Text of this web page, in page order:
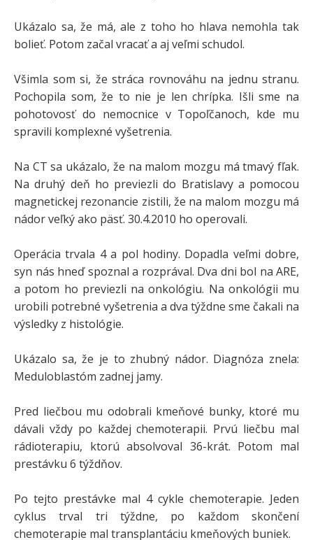
Ukázalo sa, že má, ale z toho ho hlava nemohla tak
bolieť. Potom začal vracať a aj veľmi schudol.
Všimla som si, že stráca rovnováhu na jednu stranu.
Pochopila som, že to nie je len chrípka. Išli sme na
pohotovosť do nemocnice v Topoľčanoch, kde mu
spravili komplexné vyšetrenia.
Na CT sa ukázalo, že na malom mozgu má tmavý fľak.
Na druhý deň ho previezli do Bratislavy a pomocou
magnetickej rezonancie zistili, že na malom mozgu má
nádor veľký ako päsť. 30.4.2010 ho operovali.
Operácia trvala 4 a pol hodiny. Dopadla veľmi dobre,
syn nás hneď spoznal a rozprával. Dva dni bol na ARE,
a potom ho previezli na onkológiu. Na onkológii mu
urobili potrebné vyšetrenia a dva týždne sme čakali na
výsledky z histológie.
Ukázalo sa, že je to zhubný nádor. Diagnóza znela:
Meduloblastóm zadnej jamy.
Pred liečbou mu odobrali kmeňové bunky, ktoré mu
dávali vždy po každej chemoterapii. Prvú liečbu mal
rádioterapiu, ktorú absolvoval 36-krát. Potom mal
prestávku 6 týždňov.
Po tejto prestávke mal 4 cykle chemoterapie. Jeden
cyklus trval tri týždne, po každom skončení
chemoterapie mal transplantáciu kmeňových buniek.